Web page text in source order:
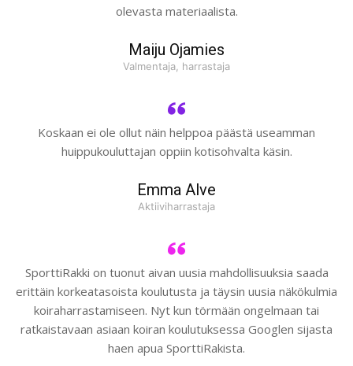
olevasta materiaalista.
Maiju Ojamies
Valmentaja, harrastaja
Koskaan ei ole ollut näin helppoa päästä useamman
huippukouluttajan oppiin kotisohvalta käsin.
Emma Alve
Aktiiviharrastaja
SporttiRakki on tuonut aivan uusia mahdollisuuksia saada
erittäin korkeatasoista koulutusta ja täysin uusia näkökulmia
koiraharrastamiseen. Nyt kun törmään ongelmaan tai
ratkaistavaan asiaan koiran koulutuksessa Googlen sijasta
haen apua SporttiRakista.